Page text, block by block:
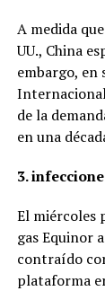
A medida
UU., China
embargo, en
de la
en una
3.
El miércoles
gas Equinor
contraído
plataforma